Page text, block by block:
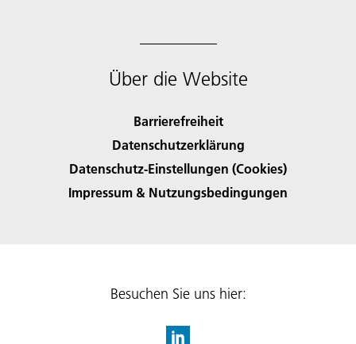
Über die Website
Barrierefreiheit
Datenschutzerklärung
Datenschutz-Einstellungen (Cookies)
Impressum & Nutzungsbedingungen
Besuchen Sie uns hier: